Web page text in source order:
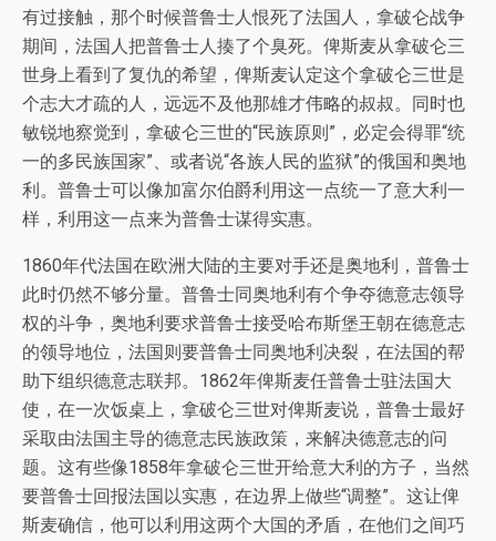
有过接触，那个时候普鲁士人恨死了法国人，拿破仑战争
期间，法国人把普鲁士人揍了个臭死。俾斯麦从拿破仑三
世身上看到了复仇的希望，俾斯麦认定这个拿破仑三世是
个志大才疏的人，远远不及他那雄才伟略的叔叔。同时也
敏锐地察觉到，拿破仑三世的“民族原则”，必定会得罪“统
一的多民族国家”、或者说“各族人民的监狱”的俄国和奥地
利。普鲁士可以像加富尔伯爵利用这一点统一了意大利一
样，利用这一点来为普鲁士谋得实惠。
1860年代法国在欧洲大陆的主要对手还是奥地利，普鲁士
此时仍然不够分量。普鲁士同奥地利有个争夺德意志领导
权的斗争，奥地利要求普鲁士接受哈布斯堡王朝在德意志
的领导地位，法国则要普鲁士同奥地利决裂，在法国的帮
助下组织德意志联邦。1862年俾斯麦任普鲁士驻法国大
使，在一次饭桌上，拿破仑三世对俾斯麦说，普鲁士最好
采取由法国主导的德意志民族政策，来解决德意志的问
题。这有些像1858年拿破仑三世开给意大利的方子，当然
要普鲁士回报法国以实惠，在边界上做些“调整”。这让俾
斯麦确信，他可以利用这两个大国的矛盾，在他们之间巧